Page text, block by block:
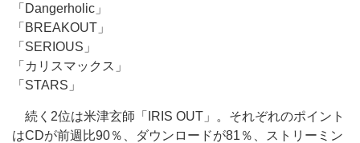
「Dangerholic」
「BREAKOUT」
「SERIOUS」
「カリスマックス」
「STARS」
続く2位は米津玄師「IRIS OUT」。それぞれのポイント
はCDが前週比90％、ダウンロードが81％、ストリーミン